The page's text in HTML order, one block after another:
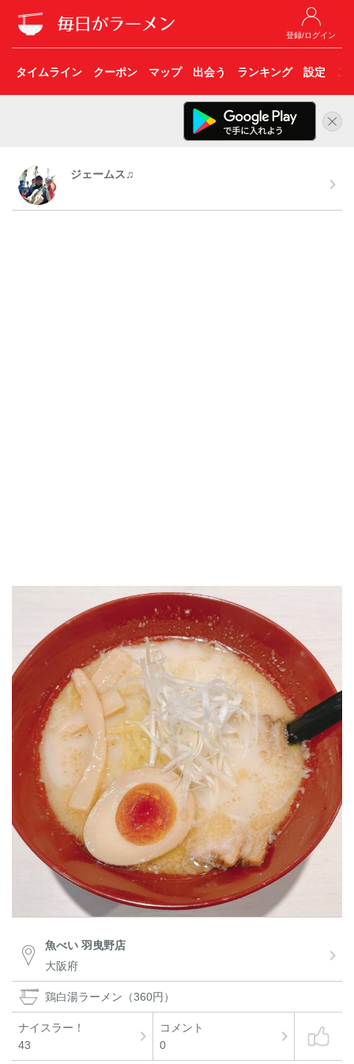
登録/ログイン
タイムライン クーポン マップ 出会う ランキング 設定 こ
ジェームス♫
魚べい 羽曳野店
大阪府
鶏白湯ラーメン（360円）
ナイスラー！
43
コメント
0